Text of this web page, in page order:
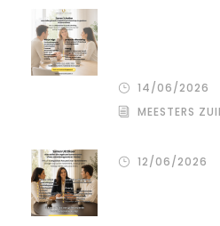
14/06/2026
MEESTERS
12/06/2026